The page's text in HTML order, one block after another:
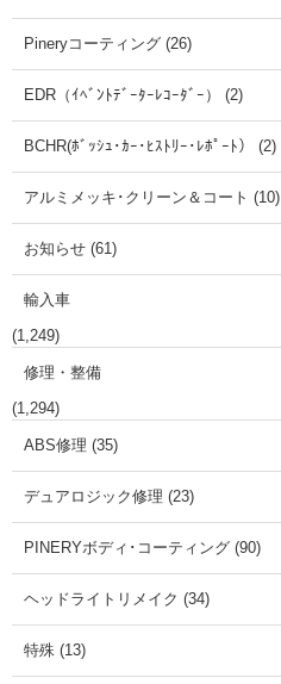
Pineryコーティング (26)
EDR（ｲﾍﾞﾝﾄﾃﾞｰﾀｰﾚｺｰﾀﾞｰ） (2)
BCHR(ﾎﾞｯｼｭ･ｶｰ･ﾋｽﾄﾘｰ･ﾚﾎﾟｰﾄ） (2)
アルミメッキ･クリーン＆コート (10)
お知らせ (61)
輸入車
(1,249)
修理・整備
(1,294)
ABS修理 (35)
デュアロジック修理 (23)
PINERYボディ･コーティング (90)
ヘッドライトリメイク (34)
特殊 (13)